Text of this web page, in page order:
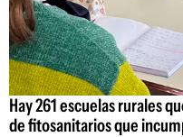
Hay 261 escuelas rurales
de fitosanitarios que